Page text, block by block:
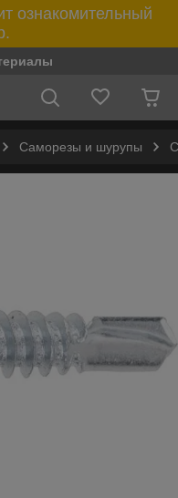
ознакомительный
Саморезы и шурупы